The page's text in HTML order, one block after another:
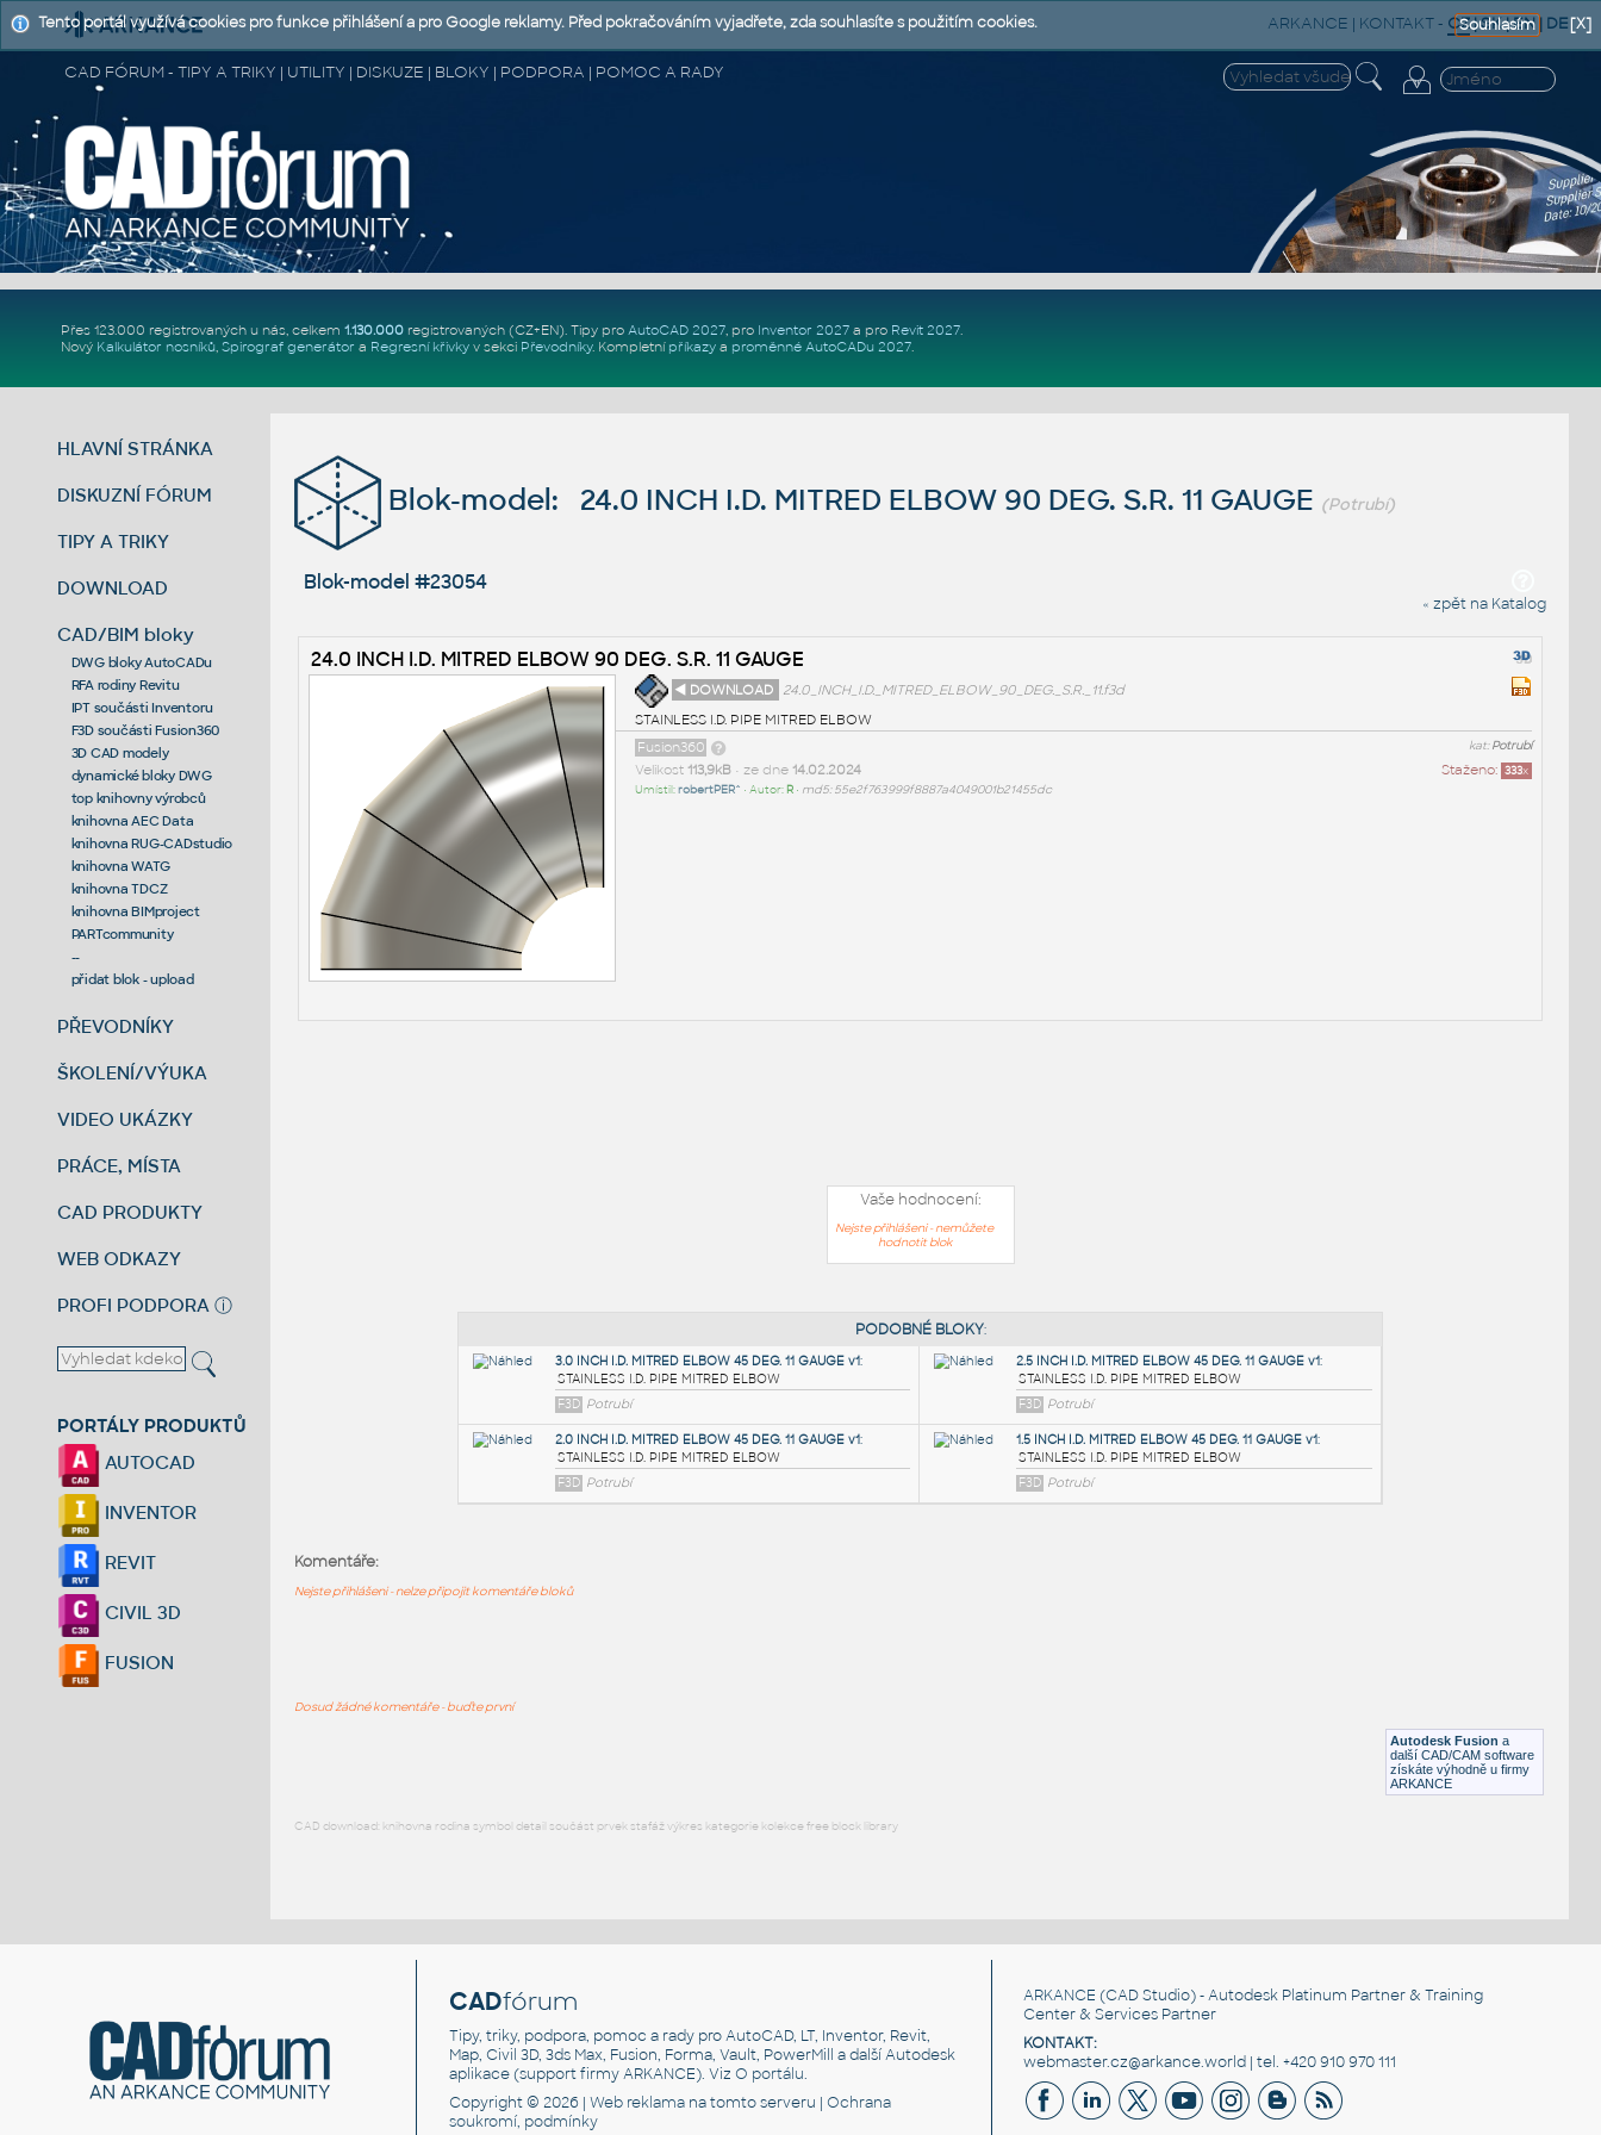
ARKANCE | KONTAKT- CZ|SK|EN| DE
CAD FÓRUM - TIPY A TRIKY | UTILITY | DISKUZE | BLOKY | PODPORA | POMOC A RADY
Přes 123.000 registrovaných u nás, celkem 1.130.000registrovaných (CZ+EN). Tipy pro AutoCAD 2027, pro Inventor 2027a pro Revit 2027.
Nový Kalkulátor nosníků, Spirograf generátor a Regresní křivkyv sekci Převodníky. Kompletní příkazya proměnné AutoCADu 2027.
HLAVNÍ STRÁNKA
DISKUZNÍ FÓRUM
TIPY A TRIKY
DOWNLOAD
CAD/BIM bloky
DWG bloky AutoCADu
RFA rodiny Revitu
IPT součásti Inventoru
F3D součásti Fusion360
3D CAD modely
dynamické bloky DWG
top knihovny výrobců
knihovna AEC Data
knihovna RUG-CADstudio
knihovna WATG
knihovna TDCZ
knihovna BIMproject
PARTcommunity
--
přidat blok - upload
PŘEVODNÍKY
ŠKOLENÍ/VÝUKA
VIDEO UKÁZKY
PRÁCE, MÍSTA
CAD PRODUKTY
WEB ODKAZY
PROFI PODPORA ⓘ
PORTÁLY PRODUKTŮ
AUTOCAD
INVENTOR
REVIT
CIVIL 3D
FUSION
Blok-model: 24.0 INCH I.D. MITRED ELBOW 90 DEG. S.R. 11 GAUGE (Potrubí)
Blok-model #23054
« zpět na Katalog
24.0 INCH I.D. MITRED ELBOW 90 DEG. S.R. 11 GAUGE
◄ DOWNLOAD
24.0_INCH_I.D._MITRED_ELBOW_90_DEG._S.R._11.f3d
STAINLESS I.D. PIPE MITRED ELBOW
kat:Potrubí
Fusion360
Staženo: 333x
Velikost 113,9kB• ze dne 14.02.2024
Umístil:robertPER^ • Autor: R• md5: 55e2f763999f8887a4049001b21455dc
Vaše hodnocení:
Nejste přihlášeni - nemůžete
hodnotit blok
Autodesk Fusion a
další CAD/CAM software
získáte výhodně u firmy
ARKANCE
Komentáře:
Nejste přihlášeni - nelze připojit komentáře bloků
Dosud žádné komentáře - buďte první
CAD download: knihovna rodina symbol detail součást prvek stafáž výkres kategorie kolekce free block library
CADfórum
Tipy, triky, podpora, pomoc a rady pro AutoCAD, LT, Inventor, Revit,
Map, Civil 3D, 3ds Max, Fusion, Forma, Vault, PowerMill a další Autodesk
aplikace (support firmy ARKANCE). VizO portálu.
Copyright © 2026 |Web reklama na tomto serveru |Ochrana
soukromí, podmínky
ARKANCE (CAD Studio) - Autodesk Platinum Partner & Training
Center & Services Partner
KONTAKT:
webmaster.cz@arkance.world | tel. +420 910 970 111
[X]
Souhlasím
Tento portál využívá cookies pro funkce přihlášení a pro Google reklamy. Před pokračováním vyjadřete, zda souhlasíte s použitím cookies.